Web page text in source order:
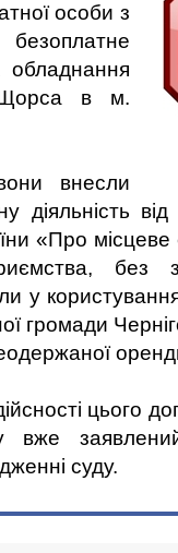
особи з
обладнання
Щорса в м.
внесли
діяльність
«Про
без
у користування
громади
цього
вже
суду.